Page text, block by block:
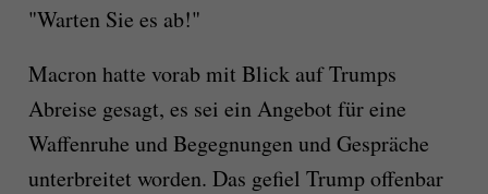
"Warten Sie es ab!"
Macron hatte vorab mit Blick auf Trumps
Abreise gesagt, es sei ein Angebot für eine
Waffenruhe und Begegnungen und Gespräche
unterbreitet worden. Das gefiel Trump offenbar